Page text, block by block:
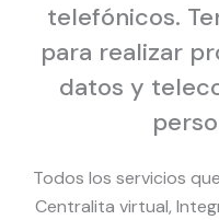
telefónicos.
para realizar
datos y
Todos los servicios
Centralita virtual,